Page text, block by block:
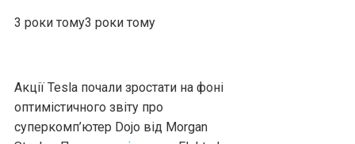
3 роки тому3 роки тому
Акції Tesla почали зростати на фоні
оптимістичного звіту про
суперкомп’ютер Dojo від Morgan